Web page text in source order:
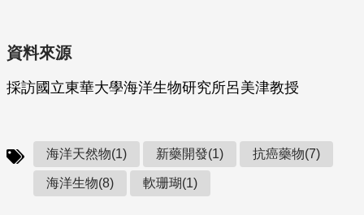
資料來源
採訪國立東華大學海洋生物研究所呂美津教授
海洋天然物(1) 新藥開發(1) 抗癌藥物(7)
海洋生物(8) 軟珊瑚(1)